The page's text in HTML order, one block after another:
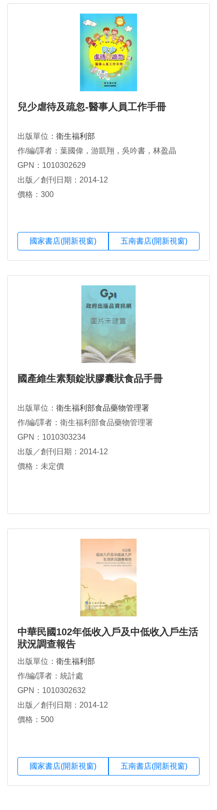
兒少虐待及疏忽-醫事人員工作手冊
出版單位： 衛生福利部
作/編/譯者：葉國偉，游凱翔，吳吟書，林盈晶
GPN：1010302629
出版／創刊日期：2014-12
價格：300
國家書店(開新視窗) 五南書店(開新視窗)
國產維生素類錠狀膠囊狀食品手冊
出版單位： 衛生福利部食品藥物管理署
作/編/譯者：衛生福利部食品藥物管理署
GPN：1010303234
出版／創刊日期：2014-12
價格：未定價
中華民國102年低收入戶及中低收入戶生活
狀況調查報告
出版單位： 衛生福利部
作/編/譯者：統計處
GPN：1010302632
出版／創刊日期：2014-12
價格：500
國家書店(開新視窗) 五南書店(開新視窗)